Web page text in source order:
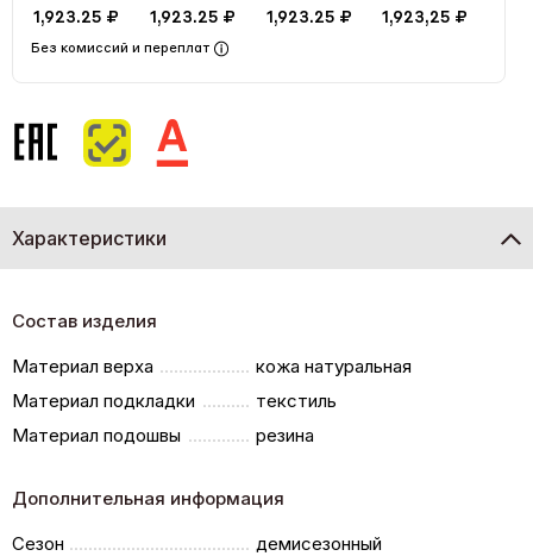
1,923.25 ₽ 1,923.25 ₽ 1,923.25 ₽ 1,923,25 ₽
Без комиссий и переплат
Характеристики
Состав изделия
Материал верха
кожа натуральная
Материал подкладки
текстиль
Материал подошвы
резина
Дополнительная информация
Сезон
демисезонный